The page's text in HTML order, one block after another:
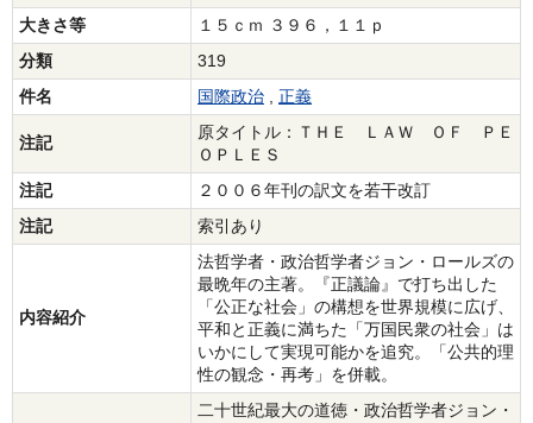
大きさ等
１５ｃｍ ３９６，１１ｐ
分類
319
件名
国際政治 , 正義
注記
原タイトル：ＴＨＥ ＬＡＷ ＯＦ ＰＥ
ＯＰＬＥＳ
注記
２００６年刊の訳文を若干改訂
注記
索引あり
内容紹介
法哲学者・政治哲学者ジョン・ロールズの
最晩年の主著。『正議論』で打ち出した
「公正な社会」の構想を世界規模に広げ、
平和と正義に満ちた「万国民衆の社会」は
いかにして実現可能かを追究。「公共的理
性の観念・再考」を併載。
二十世紀最大の道徳・政治哲学者ジョン・